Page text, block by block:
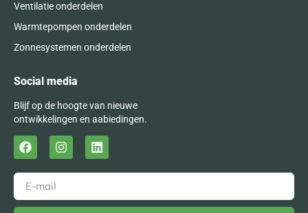
Ventilatie onderdelen
Warmtepompen onderdelen
Zonnesystemen onderdelen
Social media
Blijf op de hoogte van nieuwe
ontwikkelingen en aabiedingen.